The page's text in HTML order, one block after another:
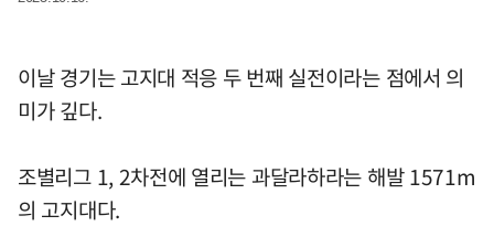
이날 경기는 고지대 적응 두 번째 실전이라는 점에서 의
미가 깊다.
조별리그 1, 2차전에 열리는 과달라하라는 해발 1571m
의 고지대다.